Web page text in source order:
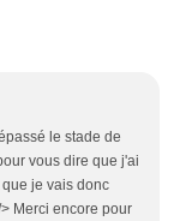
le stade de
vous dire que j'ai
je vais donc
Merci encore pour